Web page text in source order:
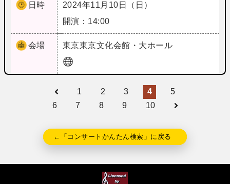
日時
2024年11月10日（日）
開演：14:00
会場 東京東京文化会館・大ホール
1 2 3 4
5
6
7 8 9 10
←「コンサートかんたん検索」に戻る